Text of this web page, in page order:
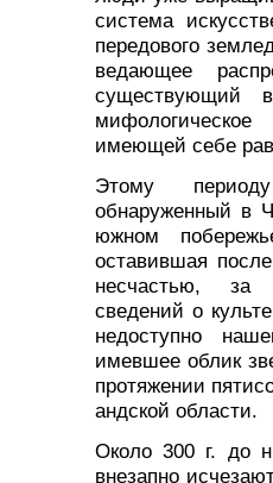
система
передового
ведающее
существующий
имеющей себе
Этому
обнаруженный в
южном
оставившая
несчастью, за
сведений о
недоступно
имевшее облик
протяжении
андской области.
Около 300 г. до
внезапно